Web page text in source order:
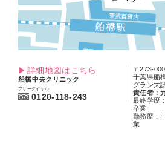
詳細地図はこちら
船橋中央クリニック
フリーダイヤル
0120-118-243
〒273-
千葉県船
グラン大
責任者：
最終学歴
卒業
勤務歴：
業